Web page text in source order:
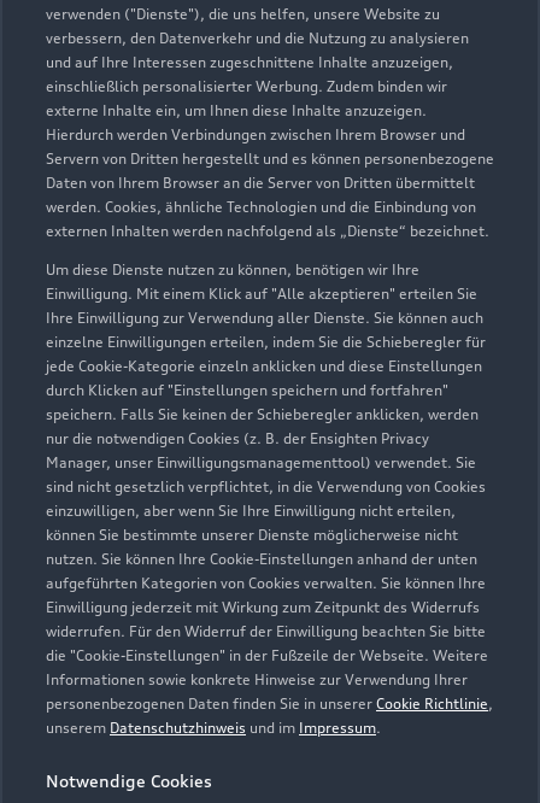
verwenden ("Dienste"), die uns helfen, unsere Website zu
verbessern, den Datenverkehr und die Nutzung zu analysieren
und auf Ihre Interessen zugeschnittene Inhalte anzuzeigen,
einschließlich personalisierter Werbung. Zudem binden wir
externe Inhalte ein, um Ihnen diese Inhalte anzuzeigen.
Hierdurch werden Verbindungen zwischen Ihrem Browser und
Servern von Dritten hergestellt und es können personenbezogene
Daten von Ihrem Browser an die Server von Dritten übermittelt
werden. Cookies, ähnliche Technologien und die Einbindung von
externen Inhalten werden nachfolgend als „Dienste“ bezeichnet.
Um diese Dienste nutzen zu können, benötigen wir Ihre
Einwilligung. Mit einem Klick auf "Alle akzeptieren" erteilen Sie
Ihre Einwilligung zur Verwendung aller Dienste. Sie können auch
einzelne Einwilligungen erteilen, indem Sie die Schieberegler für
jede Cookie-Kategorie einzeln anklicken und diese Einstellungen
durch Klicken auf "Einstellungen speichern und fortfahren"
speichern. Falls Sie keinen der Schieberegler anklicken, werden
nur die notwendigen Cookies (z. B. der Ensighten Privacy
Manager, unser Einwilligungsmanagementtool) verwendet. Sie
sind nicht gesetzlich verpflichtet, in die Verwendung von Cookies
einzuwilligen, aber wenn Sie Ihre Einwilligung nicht erteilen,
können Sie bestimmte unserer Dienste möglicherweise nicht
nutzen. Sie können Ihre Cookie-Einstellungen anhand der unten
aufgeführten Kategorien von Cookies verwalten. Sie können Ihre
Einwilligung jederzeit mit Wirkung zum Zeitpunkt des Widerrufs
widerrufen. Für den Widerruf der Einwilligung beachten Sie bitte
die "Cookie-Einstellungen" in der Fußzeile der Webseite. Weitere
Informationen sowie konkrete Hinweise zur Verwendung Ihrer
personenbezogenen Daten finden Sie in unserer Cookie Richtlinie,
unserem Datenschutzhinweis und im Impressum.
Notwendige Cookies
Liebstädter Straße 5
01277 Dresden
0351 49200020
vw-liebstaedter@vgrdd.de
Kontaktdaten herunterladen
Öffnungszeiten
Service
Geschlossen,öffnet amSamstag 08:00
Teile- und Zubehörverkauf